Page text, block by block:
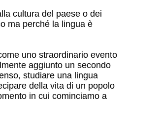
cultura del paese o dei
ma perché la lingua è
uno straordinario evento
aggiunto un secondo
studiare una lingua
della vita di un popolo
in cui cominciamo a